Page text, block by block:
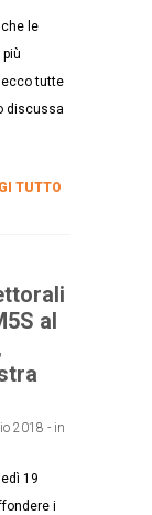
le
tutte
discussa
TUTTO
al
2018 - in
19
i